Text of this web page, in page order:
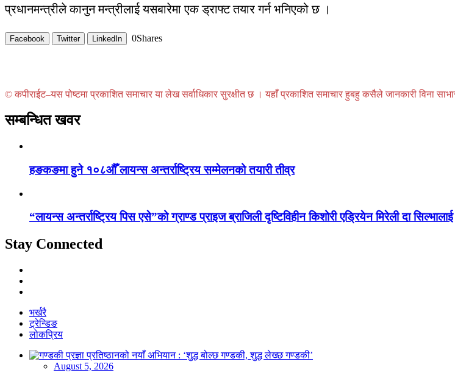
प्रधानमन्त्रीले कानुन मन्त्रीलाई यसबारेमा एक ड्राफ्ट तयार गर्न भनिएको छ ।
Facebook Twitter LinkedIn 0Shares
© कपीराईट–यस पोष्टमा प्रकाशित समाचार या लेख सर्वाधिकार सुरक्षीत छ । यहाँ प्रकाशित समाचार हुबहु कसैले जानकारी विना साभार
सम्बन्धित खवर
हङकङमा हुने १०८औँ लायन्स अन्तर्राष्ट्रिय सम्मेलनको तयारी तीव्र
“लायन्स अन्तर्राष्ट्रिय पिस एसे”को ग्राण्ड प्राइज ब्राजिली दृष्टिविहीन किशोरी एड्रियेन मिरेली दा सिल्भालाई
Stay Connected
भर्खरै
ट्रेन्डिङ
लोकप्रिय
August 5, 2026